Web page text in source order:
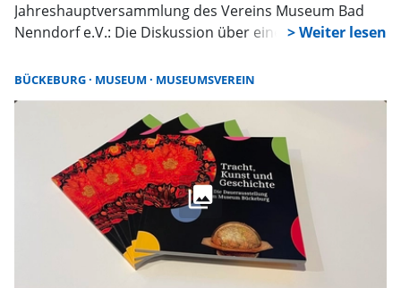
Jahreshauptversammlung des Vereins Museum Bad
Nenndorf e.V.: Die Diskussion über eine mögliche
Fußgängerzone, als Museums-Dependance während
der Landesgartenschau 2026 in Bad Nenndorf. Nach
ausführlichem Meinungsaustausch wurde diese Idee
dann doch mehrheitlich von den Mitgliedern
abgelehnt. Aber die Suche nach anderen Möglichkeiten
soll weitergehen.
BÜCKEBURG MUSEUM MUSEUMSVEREIN